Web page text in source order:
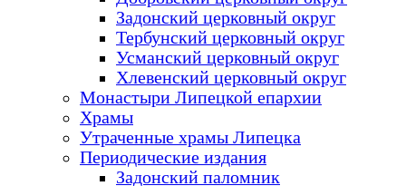
Задонский церковный округ
Тербунский церковный округ
Усманский церковный округ
Хлевенский церковный округ
Монастыри Липецкой епархии
Храмы
Утраченные храмы Липецка
Периодические издания
Задонский паломник